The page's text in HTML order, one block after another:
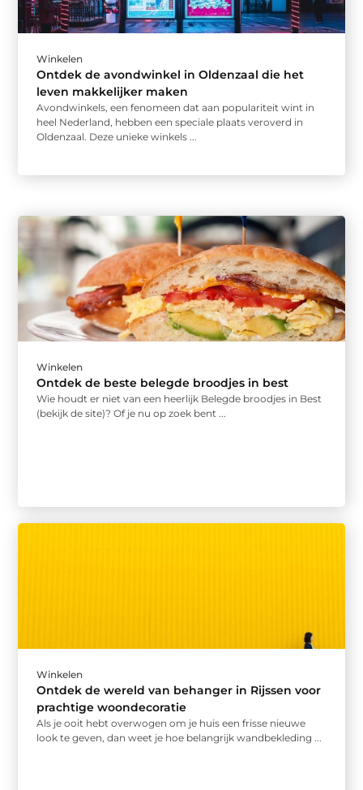
Winkelen
Ontdek de avondwinkel in Oldenzaal die het
leven makkelijker maken
Avondwinkels, een fenomeen dat aan populariteit wint in
heel Nederland, hebben een speciale plaats veroverd in
Oldenzaal. Deze unieke winkels ...
Winkelen
Ontdek de beste belegde broodjes in best
Wie houdt er niet van een heerlijk Belegde broodjes in Best
(bekijk de site)? Of je nu op zoek bent ...
Winkelen
Ontdek de wereld van behanger in Rijssen voor
prachtige woondecoratie
Als je ooit hebt overwogen om je huis een frisse nieuwe
look te geven, dan weet je hoe belangrijk wandbekleding ...